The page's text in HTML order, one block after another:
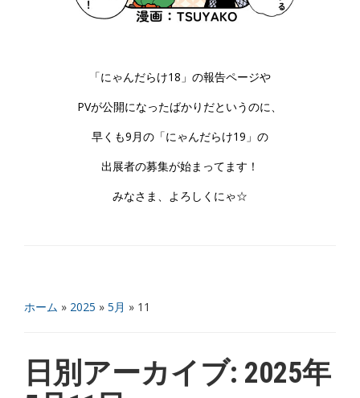
ホーム » 2025 »5月 » 11
日別アーカイブ: 2025年
「にゃんだらけ18」の報告ページや
PVが公開になったばかりだというのに、
早くも9月の「にゃんだらけ19」の
出展者の募集が始まってます！
みなさま、よろしくにゃ☆